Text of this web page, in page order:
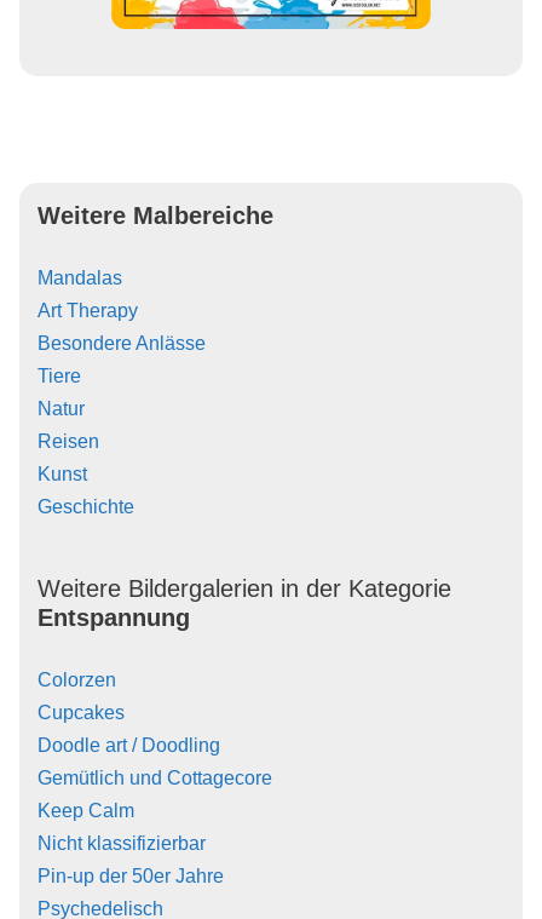
Weitere Malbereiche
Mandalas
Art Therapy
Besondere Anlässe
Tiere
Natur
Reisen
Kunst
Geschichte
Weitere Bildergalerien in der Kategorie
Entspannung
Colorzen
Cupcakes
Doodle art / Doodling
Gemütlich und Cottagecore
Keep Calm
Nicht klassifizierbar
Pin-up der 50er Jahre
Psychedelisch